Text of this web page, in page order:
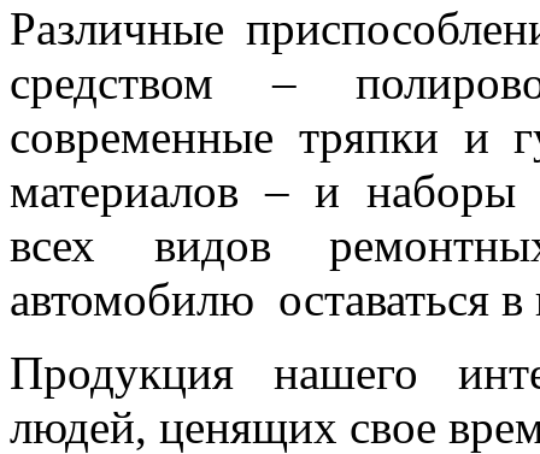
Различные
средством –
современные тряпки и
материалов – и наборы
всех видов
автомобилю оставаться
Продукция нашего
людей, ценящих свое